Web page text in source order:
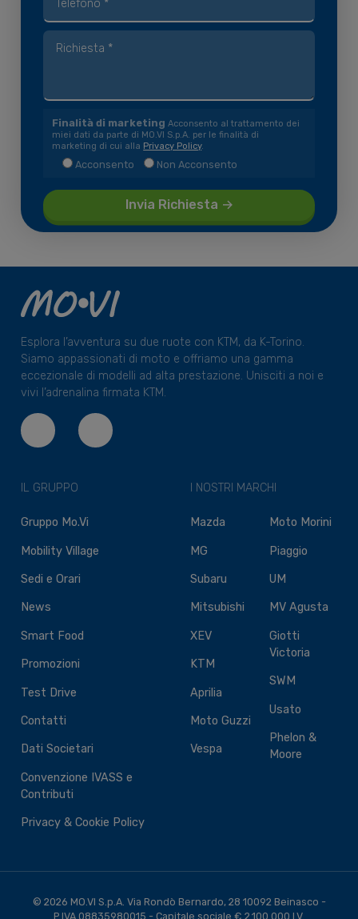
Finalità di marketing Acconsento al trattamento dei
miei dati da parte di MO.VI S.p.A. per le finalità di
marketing di cui alla Privacy Policy.
Acconsento Non Acconsento
Esplora l’avventura su due ruote con KTM, da K-Torino.
Siamo appassionati di moto e offriamo una gamma
eccezionale di modelli ad alta prestazione. Unisciti a noi e
vivi l’adrenalina firmata KTM.
IL GRUPPO
Gruppo Mo.Vi
Mobility Village
Sedi e Orari
News
Smart Food
Promozioni
Test Drive
Contatti
Dati Societari
Convenzione IVASS e
Contributi
Privacy & Cookie Policy
I NOSTRI MARCHI
Mazda
MG
Subaru
Mitsubishi
XEV
KTM
Aprilia
Moto Guzzi
Vespa
Moto Morini
Piaggio
UM
MV Agusta
Giotti
Victoria
SWM
Usato
Phelon &
Moore
© 2026 MO.VI S.p.A. Via Rondò Bernardo, 28 10092 Beinasco -
P.IVA 08835980015 - Capitale sociale € 2.100.000 I.V.